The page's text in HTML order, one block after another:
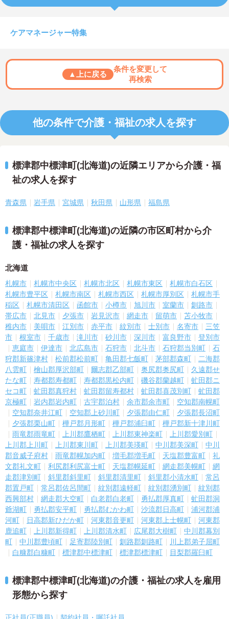
ケアマネージャー特集
▲上に戻る
条件を変更して
再検索
他の条件で介護・福祉の求人を探す
標津郡中標津町(北海道)の近隣エリアから介護・福
祉の求人を探す
青森県 岩手県 宮城県 秋田県 山形県 福島県
標津郡中標津町(北海道)の近隣の市区町村から介
護・福祉の求人を探す
北海道
札幌市 札幌市中央区 札幌市北区 札幌市東区
札幌市白石区
札幌市豊平区
札幌市南区 札幌市西区 札幌市厚別区
札幌市手
稲区
札幌市清田区 函館市 小樽市 旭川市 室蘭市
釧路市
帯広市
北見市 夕張市 岩見沢市 網走市 留萌市
苫小牧市
稚内市
美唄市 江別市 赤平市 紋別市 士別市 名寄市
三笠
市
根室市 千歳市 滝川市 砂川市 深川市 富良野市
登別市
恵庭市
伊達市 北広島市 石狩市 北斗市 石狩郡当別町
石
狩郡新篠津村
松前郡松前町 亀田郡七飯町 茅部郡森町
二海郡
八雲町
檜山郡厚沢部町 爾志郡乙部町 奥尻郡奥尻町
久遠郡せ
たな町
寿都郡寿都町 寿都郡黒松内町 磯谷郡蘭越町
虻田郡ニ
セコ町
虻田郡真狩村 虻田郡留寿都村 虻田郡喜茂別町
虻田郡
京極町
岩内郡岩内町 古宇郡泊村 余市郡余市町
空知郡南幌町
空知郡奈井江町
空知郡上砂川町 夕張郡由仁町
夕張郡長沼町
夕張郡栗山町
樺戸郡月形町 樺戸郡浦臼町
樺戸郡新十津川町
雨竜郡雨竜町
上川郡鷹栖町 上川郡東神楽町
上川郡愛別町
上川郡上川町
上川郡東川町 上川郡美瑛町 中川郡美深町
中川
郡音威子府村
雨竜郡幌加内町 増毛郡増毛町 天塩郡豊富町
礼
文郡礼文町
利尻郡利尻富士町 天塩郡幌延町 網走郡美幌町
網
走郡津別町
斜里郡斜里町 斜里郡清里町 斜里郡小清水町
常呂
郡置戸町
常呂郡佐呂間町 紋別郡遠軽町 紋別郡湧別町
紋別郡
西興部村
網走郡大空町 白老郡白老町 勇払郡厚真町
虻田郡洞
爺湖町
勇払郡安平町 勇払郡むかわ町 沙流郡日高町
浦河郡浦
河町
日高郡新ひだか町 河東郡音更町 河東郡上士幌町
河東郡
鹿追町
上川郡新得町 上川郡清水町 広尾郡大樹町
中川郡幕別
町
中川郡豊頃町 足寄郡陸別町 釧路郡釧路町
川上郡弟子屈町
白糠郡白糠町
標津郡中標津町 標津郡標津町 目梨郡羅臼町
標津郡中標津町(北海道)の介護・福祉の求人を雇用
形態から探す